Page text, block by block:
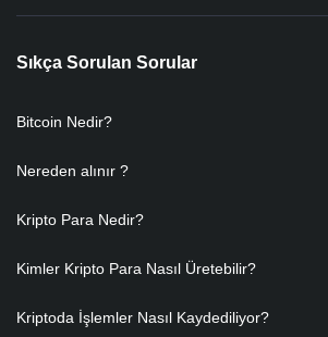
Sıkça Sorulan Sorular
Bitcoin Nedir?
Nereden alınır ?
Kripto Para Nedir?
Kimler Kripto Para Nasıl Üretebilir?
Kriptoda İşlemler Nasıl Kaydediliyor?